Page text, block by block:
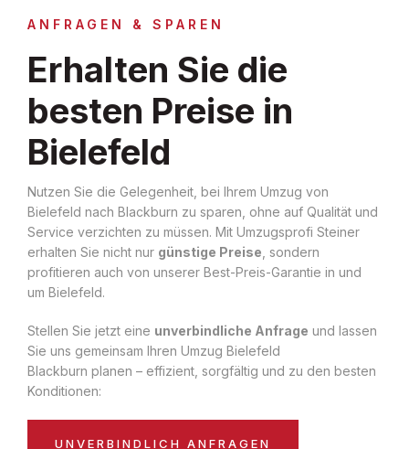
ANFRAGEN & SPAREN
Erhalten Sie die
besten Preise in
Bielefeld
Nutzen Sie die Gelegenheit, bei Ihrem Umzug von
Bielefeld nach Blackburn zu sparen, ohne auf Qualität und
Service verzichten zu müssen. Mit Umzugsprofi Steiner
erhalten Sie nicht nur günstige Preise , sondern
profitieren auch von unserer Best-Preis-Garantie in und
um Bielefeld.
Stellen Sie jetzt eine unverbindliche Anfrage und lassen
Sie uns gemeinsam Ihren Umzug Bielefeld
Blackburn planen – effizient, sorgfältig und zu den besten
Konditionen:
UNVERBINDLICH ANFRAGEN